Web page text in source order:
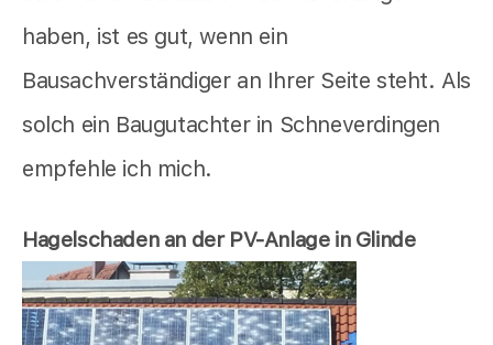
haben, ist es gut, wenn ein
Bausachverständiger an Ihrer Seite steht. Als
solch ein Baugutachter in Schneverdingen
empfehle ich mich.
Hagelschaden an der PV-Anlage in Glinde